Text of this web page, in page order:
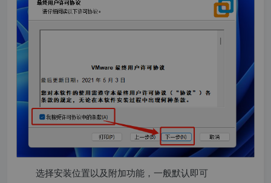
选择安装位置以及附加功能，一般默认即可